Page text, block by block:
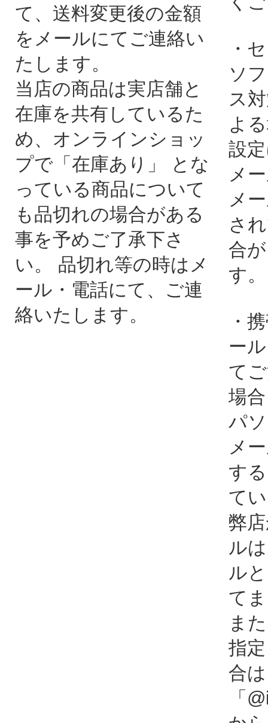
て、送料変更後の金額
をメールにてご連絡い
たします。
当店の商品は実店舗と
在庫を共有しているた
め、オンラインショッ
プで「在庫あり」 とな
っている商品について
も品切れの場合がある
事を予めご了承下さ
い。 品切れ等の時はメ
ール・電話にて、ご連
絡いたします。
・
ソ
ス
よ
設
メ
メ
さ
合
す。
・
ー
て
場合
パ
メ
す
て
弊
ル
ル
て
ま
指
合
「